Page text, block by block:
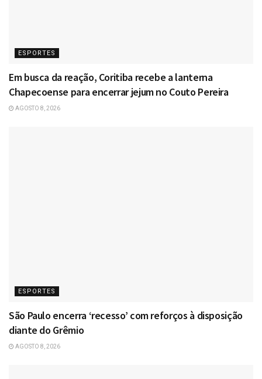
ESPORTES
Em busca da reação, Coritiba recebe a lanterna
Chapecoense para encerrar jejum no Couto Pereira
AGOSTO 8, 2026
ESPORTES
São Paulo encerra ‘recesso’ com reforços à disposição
diante do Grêmio
AGOSTO 8, 2026